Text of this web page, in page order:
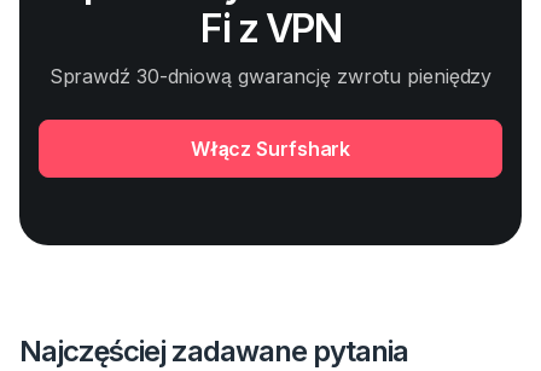
Fi z VPN
Sprawdź 30-dniową gwarancję zwrotu pieniędzy
Włącz Surfshark
Najczęściej zadawane pytania